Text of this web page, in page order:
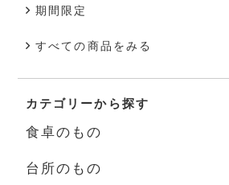
期間限定
すべての商品をみる
カテゴリーから探す
食卓のもの
食卓のものの一覧
台所のもの